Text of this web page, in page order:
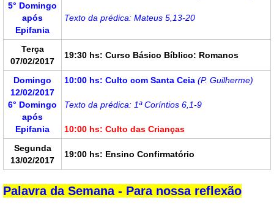
5° Domingo
após
Epifania
Texto da prédica: Mateus 5,13-20
Terça
07/02/2017
19:30 hs: Curso Básico Bíblico: Romanos
Domingo
12/02/2017
6° Domingo
após
Epifania
10:00 hs: Culto com Santa Ceia (P. Guilherme)
Texto da prédica: 1ª Coríntios 6,1-9
10:00 hs: Culto das Crianças
Segunda
13/02/2017
19:00 hs: Ensino Confirmatório
Palavra da Semana - Para nossa reflexão